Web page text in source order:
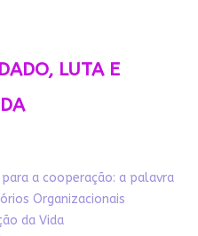
LUTA E
a cooperação: a palavra
Organizacionais
da Vida